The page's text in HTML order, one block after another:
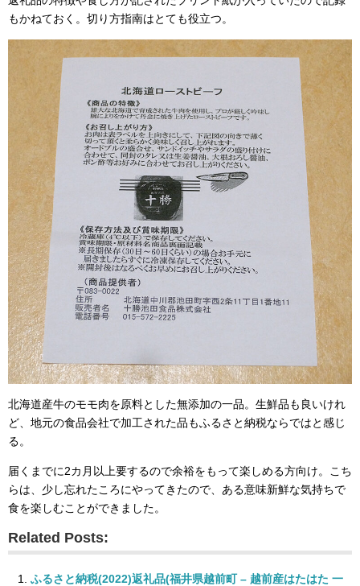
もかねておく。切り方指南はとても役立つ。
北海道産牛のモモ肉を原料とした無添加の一品。生鮮品も良いけれ
ど、地元の食品会社で加工された品もふるさと納税ならではと感じ
る。
届くまでに2カ月以上要するので余裕をもって楽しめる方向け。こち
らは、少し忘れたころにやってきたので、ある意味新鮮な気持ちで
食を楽しむことができました。
Related Posts:
ふるさと納税(2022)返礼品(福井県越前町 – 越前産はたはた 一